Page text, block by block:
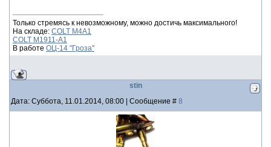
Только стремясь к невозможному, можно достичь максимального!
На складе: COLT M4A1
COLT M1911-A1
В работе ОЦ-14 "Гроза"
stin
Дата: Суббота, 11.01.2014, 08:00 | Сообщение # 8